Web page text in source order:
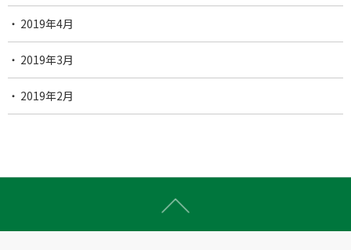
2019年4月
2019年3月
2019年2月